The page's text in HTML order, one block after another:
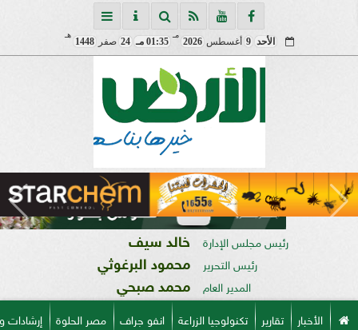
الأحد 9 أغسطس2026
مـ
01:35 مـ 24 صفر1448
هـ
رئيس مجلس الإدارة خالد سيف
رئيس التحرير محمود البرغوثي
المدير العام محمد صبحي
الأخبار تقارير تكنولوجيا الزراعة انفو جراف مصر الحلوة